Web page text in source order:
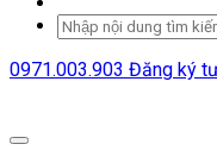
0971.003.903 Đăng ký